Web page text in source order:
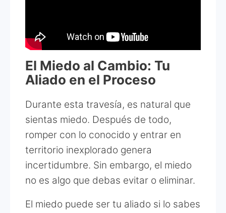
El Miedo al Cambio: Tu
Aliado en el Proceso
Durante esta travesía, es natural que
sientas miedo. Después de todo,
romper con lo conocido y entrar en
territorio inexplorado genera
incertidumbre. Sin embargo, el miedo
no es algo que debas evitar o eliminar.
El miedo puede ser tu aliado si lo sabes